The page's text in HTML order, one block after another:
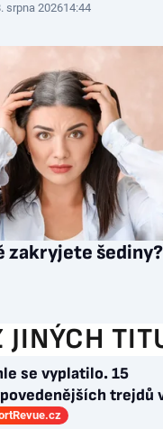
srpna 202614:44
zakryjete
JINÝCH
se vyplatilo. 15
trejdů
byly upečeny na